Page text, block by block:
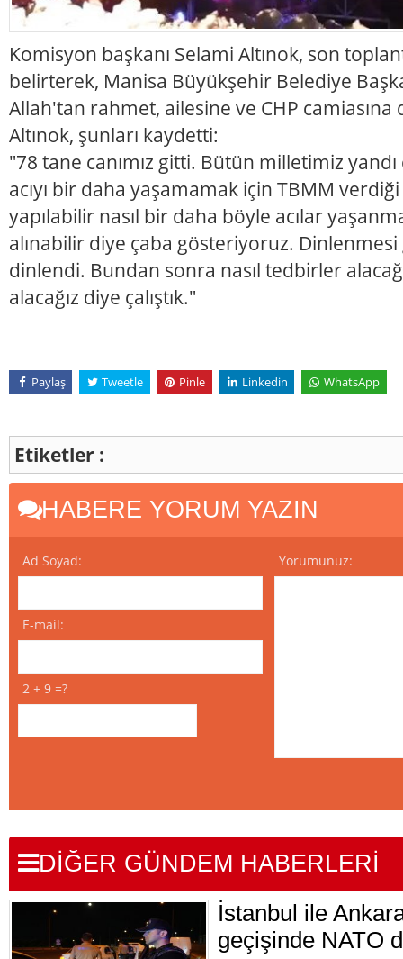
Komisyon başkanı Selami Altınok, son
belirterek, Manisa Büyükşehir Belediye
Allah'tan rahmet, ailesine ve CHP camiasına
Altınok, şunları kaydetti:
"78 tane canımız gitti. Bütün milletimiz
acıyı bir daha yaşamamak için TBMM
yapılabilir nasıl bir daha böyle acılar
alınabilir diye çaba gösteriyoruz.
dinlendi. Bundan sonra nasıl tedbirler
alacağız diye çalıştık."
Paylaş Tweetle Pinle Linkedin WhatsApp
Etiketler :
HABERE YORUM YAZIN
Ad Soyad:
E-mail:
2 + 9 =?
Yorumunuz:
DİĞER GÜNDEM HABERLERİ
İstanbul ile
geçişinde NATO